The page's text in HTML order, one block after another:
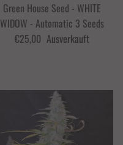
Green House Seed - WHITE
WIDOW - Automatic 3 Seeds
€25,00 Ausverkauft